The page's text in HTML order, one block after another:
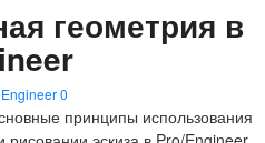
геометрия в
0
принципы использования